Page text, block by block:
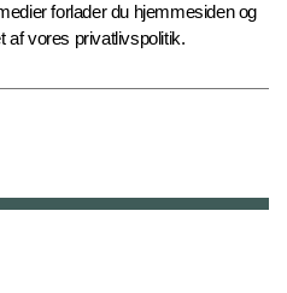
forlader du hjemmesiden og
vores privatlivspolitik.